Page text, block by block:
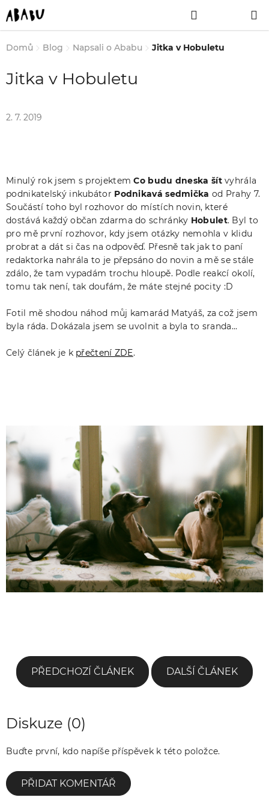
Přejít
na
obsah
NÁKUPNÍ
KOŠÍK
Domů
Blog Napsali o Ababu Jitka v Hobuletu
Jitka v Hobuletu
2. 7. 2019
Minulý rok jsem s projektem Co budu dneska šít vyhrála
podnikatelský inkubátor Podnikavá sedmička od Prahy 7.
Součástí toho byl rozhovor do místích novin, které
dostává každý občan zdarma do schránky Hobulet. Byl to
pro mě první rozhovor, kdy jsem otázky nemohla v klidu
probrat a dát si čas na odpověď. Přesně tak jak to paní
redaktorka nahrála to je přepsáno do novin a mě se stále
zdálo, že tam vypadám trochu hloupě. Podle reakcí okolí,
tomu tak není, tak doufám, že máte stejné pocity :D
Fotil mě shodou náhod můj kamarád Matyáš, za což jsem
byla ráda. Dokázala jsem se uvolnit a byla to sranda...
Celý článek je k přečtení ZDE.
PŘEDCHOZÍ ČLÁNEK DALŠÍ ČLÁNEK
Diskuze (0)
Buďte první, kdo napíše příspěvek k této položce.
PŘIDAT KOMENTÁŘ